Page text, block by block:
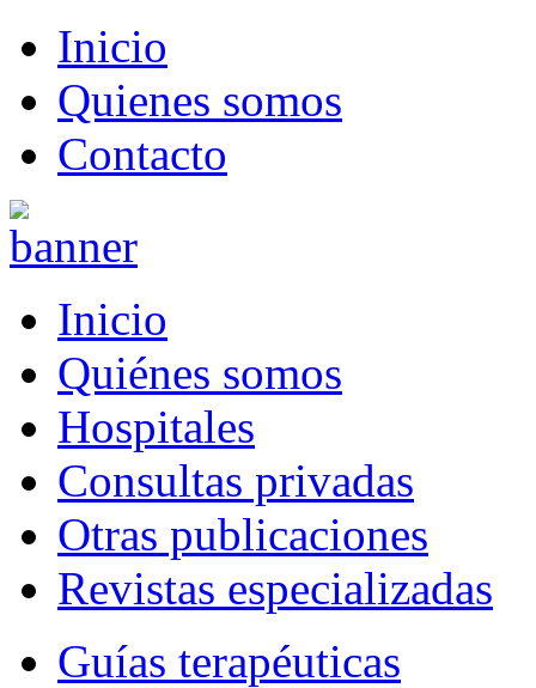
Inicio
Quienes somos
Contacto
Inicio
Quiénes somos
Hospitales
Consultas privadas
Otras publicaciones
Revistas especializadas
Guías terapéuticas